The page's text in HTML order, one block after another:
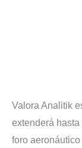
Valora Analitik
extenderá hasta
foro